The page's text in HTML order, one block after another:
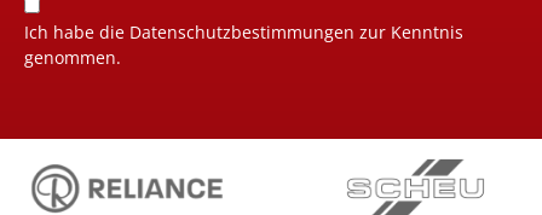
Ich habe die Datenschutzbestimmungen zur Kenntnis
genommen.